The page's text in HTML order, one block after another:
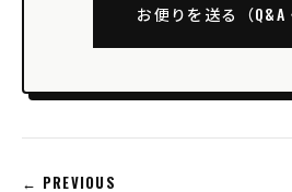
お便りを送る（Q&A
← PREVIOUS